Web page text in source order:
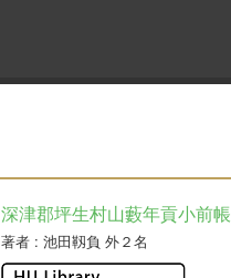
深津郡坪生村山藪年貢小前帳
著者: 池田靱負 外２名